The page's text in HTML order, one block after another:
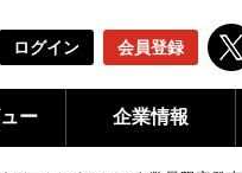
ログイン 会員登録
ー 企業情報